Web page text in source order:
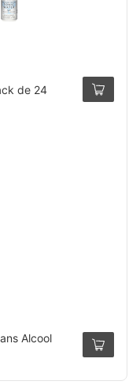
de 24
Alcool